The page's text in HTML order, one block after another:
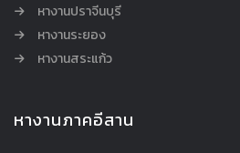
หางานปราจีนบุรี
หางานระยอง
หางานสระแก้ว
หางานภาคอีสาน